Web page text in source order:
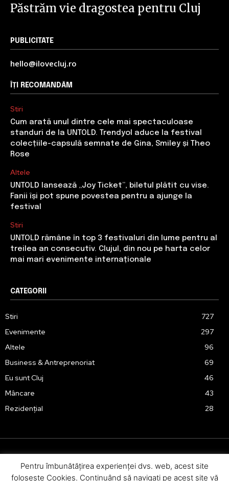
Păstrăm vie dragostea pentru Cluj
PUBLICITATE
hello@ilovecluj.ro
ÎȚI RECOMANDĂM
Stiri
Cum arată unul dintre cele mai spectaculoase
standuri de la UNTOLD. Trendyol aduce la festival
colecțiile-capsulă semnate de Gina, Smiley și Theo
Rose
Altele
UNTOLD lansează „Joy Ticket”, biletul plătit cu vise.
Fanii își pot spune povestea pentru a ajunge la
festival
Stiri
UNTOLD rămâne în top 3 festivaluri din lume pentru al
treilea an consecutiv. Clujul, din nou pe harta celor
mai mari evenimente internaționale
CATEGORII
Stiri
727
Evenimente
297
Altele
96
Business & Antreprenoriat
69
Eu sunt Cluj
46
Mâncare
43
Rezidențial
28
Urmărește-ne în social media:
Pentru îmbunătăţirea experienţei dvs. web, acest site
foloseşte Cookies. Continuând să navigaţi pe acest site vă